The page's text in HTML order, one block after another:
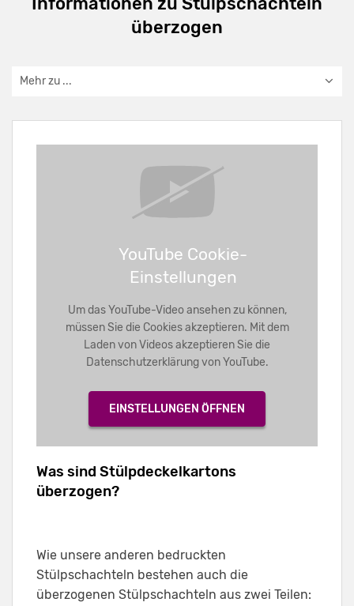
überzogen
Mehr zu ...
YouTube Cookie-
Einstellungen
Um das YouTube-Video ansehen zu können,
müssen Sie die Cookies akzeptieren. Mit dem
Laden von Videos akzeptieren Sie die
Datenschutzerklärung von YouTube.
EINSTELLUNGEN ÖFFNEN
Was sind Stülpdeckelkartons
überzogen?
Wie unsere anderen bedruckten
Stülpschachteln bestehen auch die
überzogenen Stülpschachteln aus zwei Teilen: